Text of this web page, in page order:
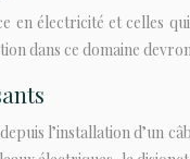
en électricité et celles
dans ce domaine
l’installation d’un